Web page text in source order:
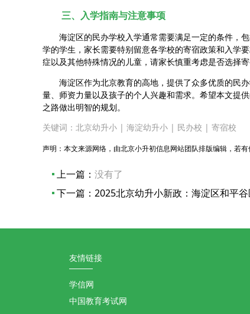
三、入学指南与注意事项
海淀区的民办学校入学通常需要满足一定的条件，包
学的学生，家长需要特别留意各学校的寄宿政策和入学
症以及其他特殊情况的儿童，请家长慎重考虑是否选择寄
海淀区作为北京教育的高地，提供了众多优质的民办
量、师资力量以及孩子的个人兴趣和需求。希望本文提
之路做出明智的规划。
关键词： 北京幼升小 | 海淀幼升小 | 民办校 | 寄宿校
声明：本文来源网络，由北京小升初信息网站团队排版编辑，若有
上一篇： 没有了
下一篇： 2025北京幼升小新政：海淀区和平
友情链接
学信网
中国教育考试网